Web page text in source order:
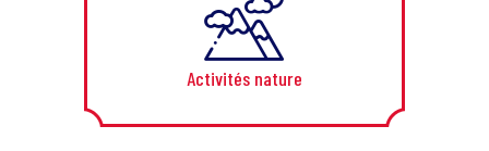
Activités nature